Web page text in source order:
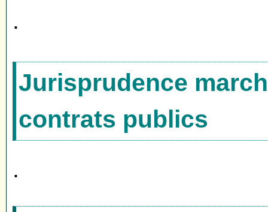
.
Jurisprudence
contrats publics
.